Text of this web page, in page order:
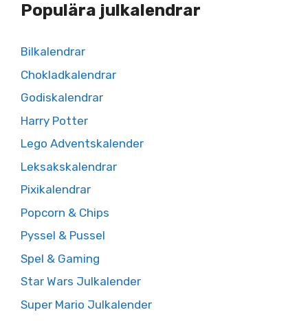
Populära julkalendrar
Bilkalendrar
Chokladkalendrar
Godiskalendrar
Harry Potter
Lego Adventskalender
Leksakskalendrar
Pixikalendrar
Popcorn & Chips
Pyssel & Pussel
Spel & Gaming
Star Wars Julkalender
Super Mario Julkalender